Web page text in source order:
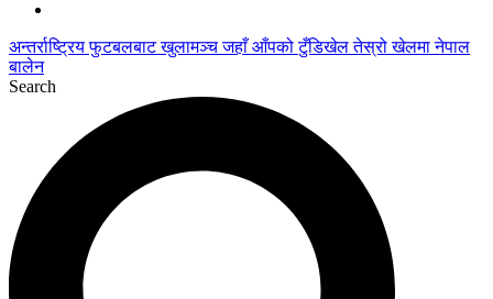
अन्तर्राष्ट्रिय फुटबलबाट खुलामञ्च जहाँ आँपको टुँडिखेल तेस्रो खेलमा नेपाल
बालेन
Search